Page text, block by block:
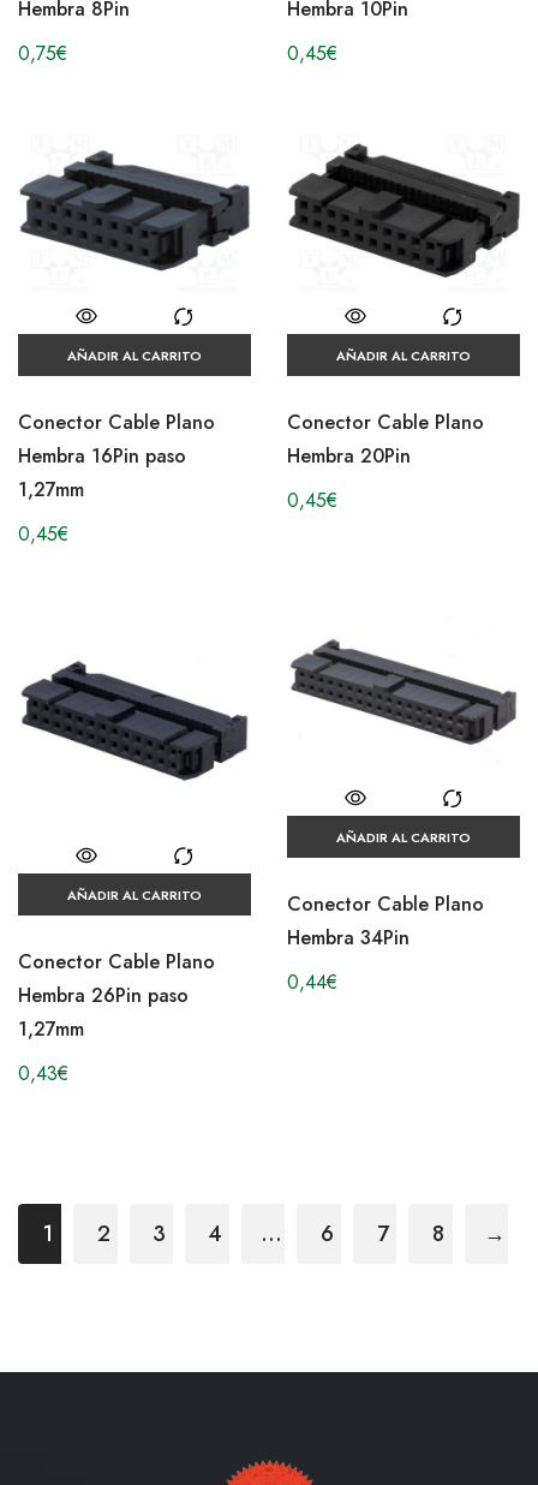
Hembra 8Pin
0,75€
Hembra 10Pin
0,45€
AÑADIR AL CARRITO
Conector Cable Plano
Hembra 16Pin paso
1,27mm
0,45€
AÑADIR AL CARRITO
Conector Cable Plano
Hembra 20Pin
0,45€
AÑADIR AL CARRITO
Conector Cable Plano
Hembra 26Pin paso
1,27mm
0,43€
AÑADIR AL CARRITO
Conector Cable Plano
Hembra 34Pin
0,44€
1 2 3 4 … 6 7 8 →